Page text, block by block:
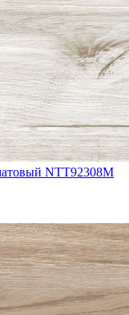
NTT92308M